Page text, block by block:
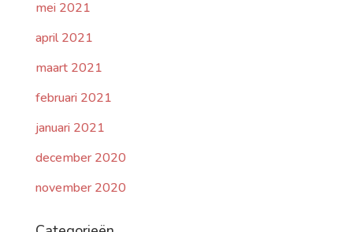
mei 2021
april 2021
maart 2021
februari 2021
januari 2021
december 2020
november 2020